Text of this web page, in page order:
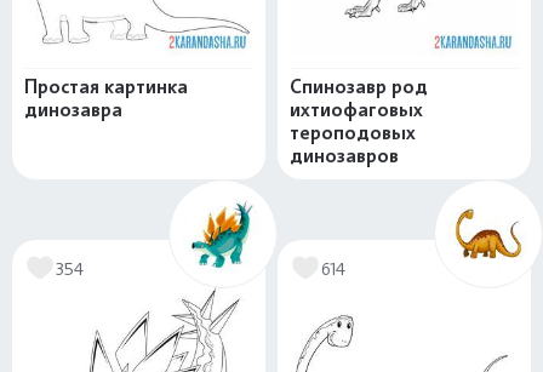
Простая картинка
динозавра
Спинозавр род
ихтиофаговых
тероподовых
динозавров
354 614